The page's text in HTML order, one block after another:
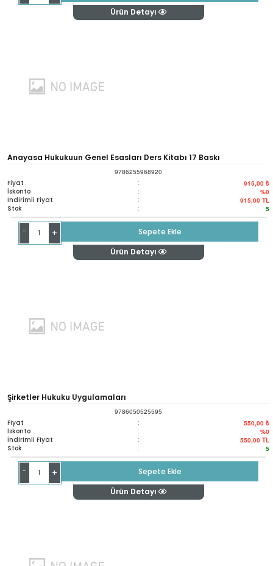
Ürün Detayı
Anayasa Hukukuun Genel Esasları Ders Kitabı 17 Baskı
9786255968920
Fiyat : 915,00 ₺
İskonto : %0
İndirimli Fiyat : 915,00 TL
Stok : 5
- +
Sepete Ekle
Ürün Detayı
Şirketler Hukuku Uygulamaları
9786050525595
Fiyat : 550,00 ₺
İskonto : %0
İndirimli Fiyat : 550,00 TL
Stok : 5
- +
Sepete Ekle
Ürün Detayı